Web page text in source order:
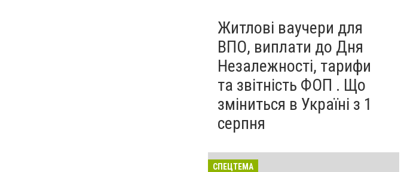
Житлові ваучери для
ВПО, виплати до Дня
Незалежності, тарифи
та звітність ФОП . Що
зміниться в Україні з 1
серпня
СПЕЦТЕМА